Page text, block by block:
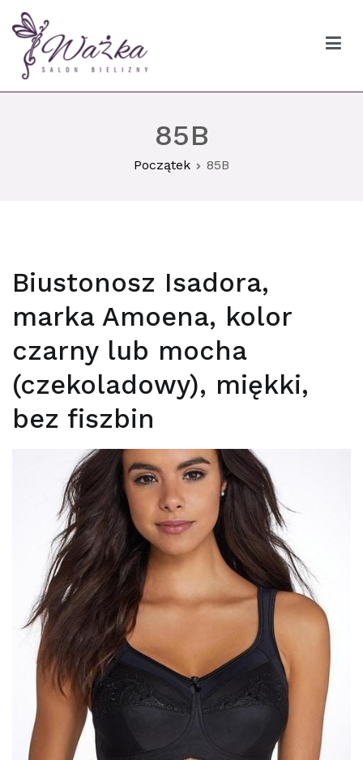
Przejdź
do
treści
Ważka biustonosze Gdańsk
85B
Początek 85B
Biustonosz Isadora,
marka Amoena, kolor
czarny lub mocha
(czekoladowy), miękki,
bez fiszbin